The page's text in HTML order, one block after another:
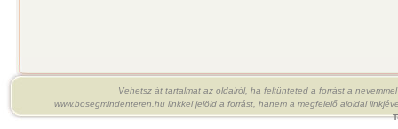
Vehetsz át tartalmat az oldalról, ha feltünteted a forrást a
www.bosegmindenteren.hu linkkel jelöld a forrást, hanem a megfelelő aloldal